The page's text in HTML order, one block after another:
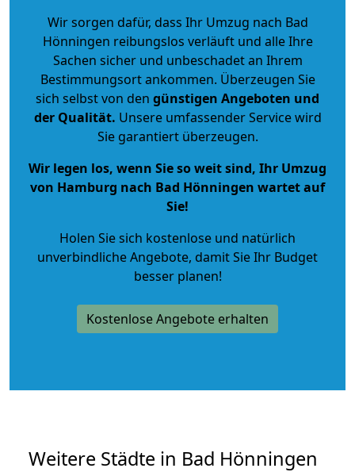
Wir sorgen dafür, dass Ihr Umzug nach Bad
Hönningen reibungslos verläuft und alle Ihre
Sachen sicher und unbeschadet an Ihrem
Bestimmungsort ankommen. Überzeugen Sie
sich selbst von den günstigen Angeboten und
der Qualität. Unsere umfassender Service wird
Sie garantiert überzeugen.
Wir legen los, wenn Sie so weit sind, Ihr Umzug
von Hamburg nach Bad Hönningen wartet auf
Sie!
Holen Sie sich kostenlose und natürlich
unverbindliche Angebote, damit Sie Ihr Budget
besser planen!
Kostenlose Angebote erhalten
Weitere Städte in Bad Hönningen